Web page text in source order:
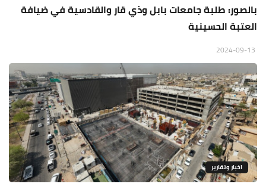
بالصور: طلبة جامعات بابل وذي قار والقادسية في ضيافة
العتبة الحسينية
اخبار وتقارير